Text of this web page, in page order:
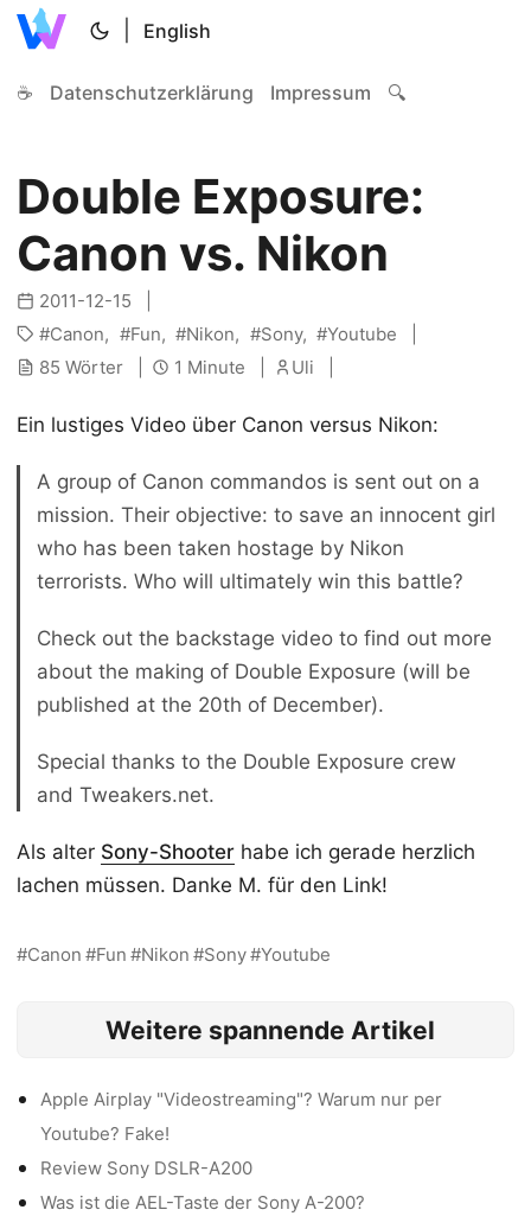
English
☕ Datenschutzerklärung Impressum 🔍
Double Exposure:
Canon vs. Nikon
2011-12-15
Canon
Fun Nikon Sony
Youtube
85 Wörter
1 Minute Uli
Ein lustiges Video über Canon versus Nikon:
A group of Canon commandos is sent out on a
mission. Their objective: to save an innocent girl
who has been taken hostage by Nikon
terrorists. Who will ultimately win this battle?
Check out the backstage video to find out more
about the making of Double Exposure (will be
published at the 20th of December).
Special thanks to the Double Exposure crew
and Tweakers.net.
Als alter Sony-Shooter habe ich gerade herzlich
lachen müssen. Danke M. für den Link!
Canon Fun Nikon Sony Youtube
Weitere spannende Artikel
Apple Airplay "Videostreaming"? Warum nur per
Youtube? Fake!
Review Sony DSLR-A200
Was ist die AEL-Taste der Sony A-200?